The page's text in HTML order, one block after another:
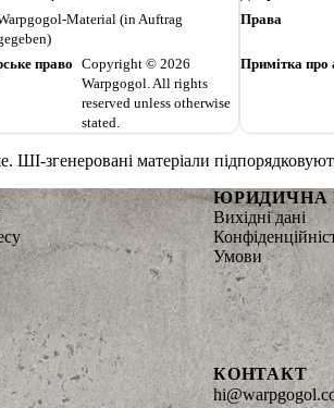
Material (in Auftrag
право Copyright © 2026
Warpgogol. All rights
reserved unless otherwise
stated.
Права
Примітка про
згенеровані матеріали
ЮРИДИЧНА
Вихідні дані
Умови
КОНТАКТ